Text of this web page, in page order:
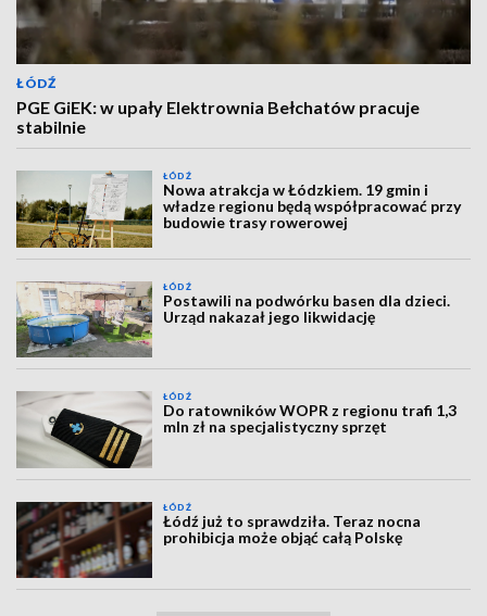
ŁÓDŹ
PGE GiEK: w upały Elektrownia Bełchatów pracuje
stabilnie
ŁÓDŹ
Nowa atrakcja w Łódzkiem. 19 gmin i
władze regionu będą współpracować przy
budowie trasy rowerowej
ŁÓDŹ
Postawili na podwórku basen dla dzieci.
Urząd nakazał jego likwidację
ŁÓDŹ
Do ratowników WOPR z regionu trafi 1,3
mln zł na specjalistyczny sprzęt
ŁÓDŹ
Łódź już to sprawdziła. Teraz nocna
prohibicja może objąć całą Polskę